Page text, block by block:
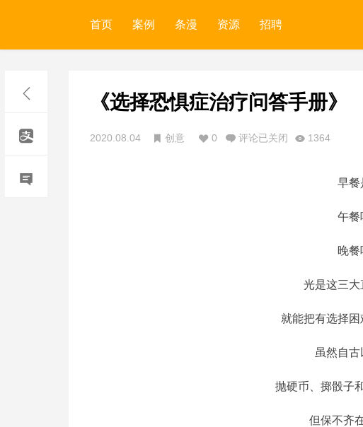
首页 案例 条漫 资源 招聘
《选择恐惧症治疗问答手册》
2020.08.04 创意 0 评论已关闭 1364
早餐
午餐
晚餐
光是这三大
就能把有选择
虽然自
抛硬币、掷骰子
但保不齐